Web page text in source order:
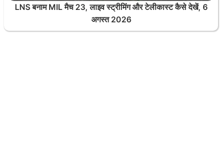
LNS बनाम MIL मैच 23, लाइव स्ट्रीमिंग और टेलीकास्ट कैसे देखें, 6
अगस्त 2026